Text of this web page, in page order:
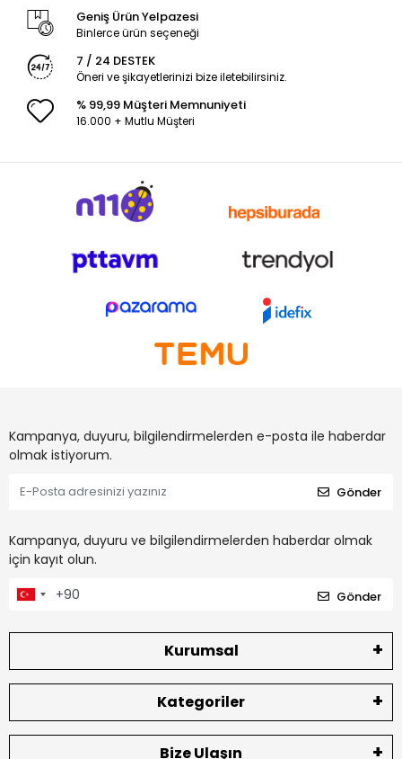
Geniş Ürün Yelpazesi
Binlerce ürün seçeneği
7 / 24 DESTEK
Öneri ve şikayetlerinizi bize iletebilirsiniz.
% 99,99 Müşteri Memnuniyeti
16.000 + Mutlu Müşteri
Kampanya, duyuru, bilgilendirmelerden e-posta ile haberdar
olmak istiyorum.
Gönder
Kampanya, duyuru ve bilgilendirmelerden haberdar olmak
için kayıt olun.
Gönder
Kurumsal
Kategoriler
Bize Ulaşın